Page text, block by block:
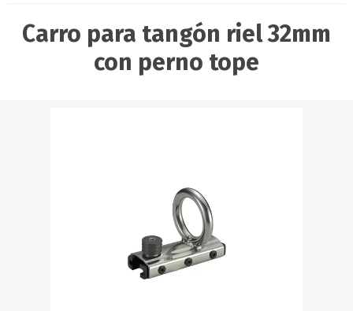
Carro para tangón riel 32mm
con perno tope